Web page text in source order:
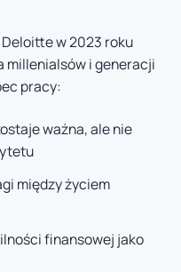
w 2023 roku
millenialsów i generacji
pracy:
ważna, ale nie
między życiem
finansowej jako